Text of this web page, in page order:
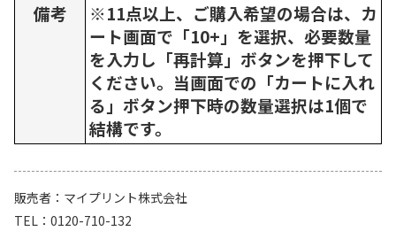
備考
※11点以上、ご購入希望の場合は、カ
ート画面で「10+」を選択、必要数量
を入力し「再計算」ボタンを押下して
ください。当画面での「カートに入れ
る」ボタン押下時の数量選択は1個で
結構です。
販売者
マイプリント株式会社
TEL
0120-710-132